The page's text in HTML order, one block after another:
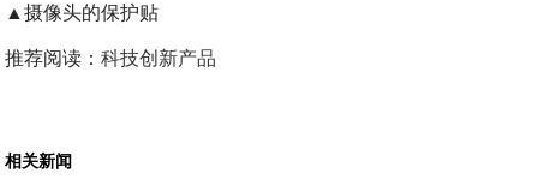
▲摄像头的保护贴
推荐阅读：科技创新产品
相关新闻